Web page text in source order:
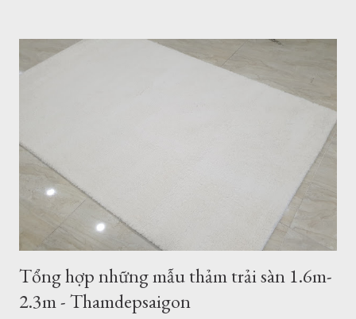
sàn phòng khách hiện đại TPHCM thảm trải sàn phòng ngủ
đẹp TPHCM thảm trải sàn phòng khách đẹp TPHCM thảm
decor phòng ngủ TPHCM Thảm tròn 3m được nhập khẩu từ
được gia công để làm theo kích thước mong muốn của khách
hàng. Hình ảnh trên là nhân viên đang gia công cắt thảm tròn
3m tại TPHCM . Tất nhiên bạn có thể chọn kích thước thảm
tròn nhỏ hơn như thảm tròn 2m có rất nhiều mẫu tại showroom
thảm đẹp Tphcm...
Tổng hợp những mẫu thảm trải sàn 1.6m-
2.3m - Thamdepsaigon